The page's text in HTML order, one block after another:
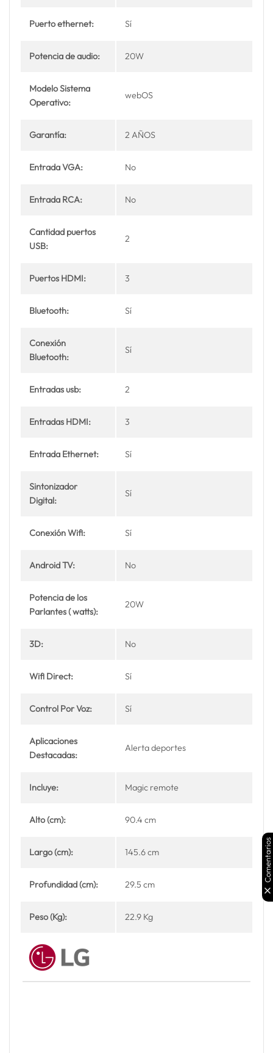
Puerto ethernet: Sí
Potencia de audio: 20W
Modelo Sistema
Operativo:
webOS
Garantía: 2 AÑOS
Entrada VGA: No
Entrada RCA: No
Cantidad puertos
USB:
2
Puertos HDMI: 3
Bluetooth: Sí
Conexión
Bluetooth:
Sí
Entradas usb: 2
Entradas HDMI: 3
Entrada Ethernet: Sí
Sintonizador
Digital:
Sí
Conexión Wifi: Sí
Android TV: No
Potencia de los
Parlantes ( watts):
20W
3D: No
Wifi Direct: Sí
Control Por Voz: Sí
Aplicaciones
Destacadas:
Alerta deportes
Incluye: Magic remote
Alto (cm): 90.4 cm
Largo (cm): 145.6 cm
Profundidad (cm): 29.5 cm
Peso (Kg): 22.9 Kg
Comentarios